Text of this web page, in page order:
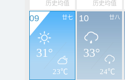
历史均值 历史均值
廿七
09
31°
23℃
廿八
10
33°
24℃